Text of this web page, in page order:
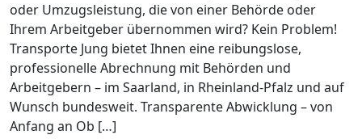
oder Umzugsleistung, die von einer Behörde oder
Ihrem Arbeitgeber übernommen wird? Kein Problem!
Transporte Jung bietet Ihnen eine reibungslose,
professionelle Abrechnung mit Behörden und
Arbeitgebern – im Saarland, in Rheinland-Pfalz und auf
Wunsch bundesweit. Transparente Abwicklung – von
Anfang an Ob […]